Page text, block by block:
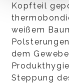
Kopfteil
weißem
dem
Steppung